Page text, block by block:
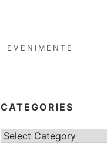
EVENIMENTE
CATEGORIES
Categories